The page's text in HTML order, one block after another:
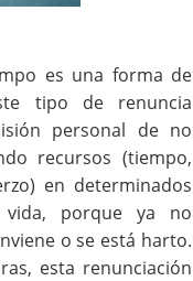
es una forma de
tipo de renuncia
personal de no
recursos (tiempo,
en determinados
vida, porque ya no
o se está harto.
esta renunciación